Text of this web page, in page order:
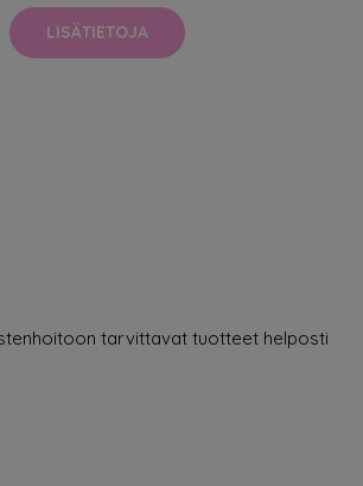
LISÄTIETOJA
tarvittavat tuotteet helposti